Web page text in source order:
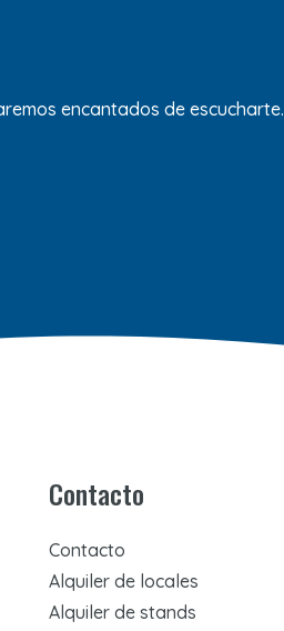
encantados de escucharte.
Contacto
Contacto
Alquiler de locales
Alquiler de stands